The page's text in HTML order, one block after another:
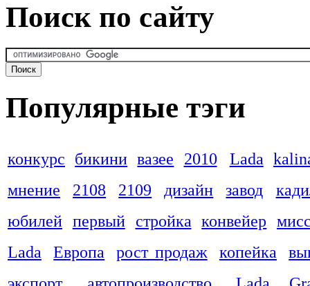
Поиск по сайту
Популярные тэги
конкурс бикини вазее 2010 Lada
мнение
2108 2109 дизайн завод
юбилей первый стройка конвейер
Lada
Европа рост продаж копейка